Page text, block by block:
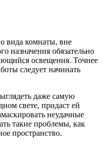
вида комнаты, вне
назначения обязательно
освещения. Точнее
следует начинать
даже самую
свете, придаст ей
неудачные
такие проблемы, как
пространство.